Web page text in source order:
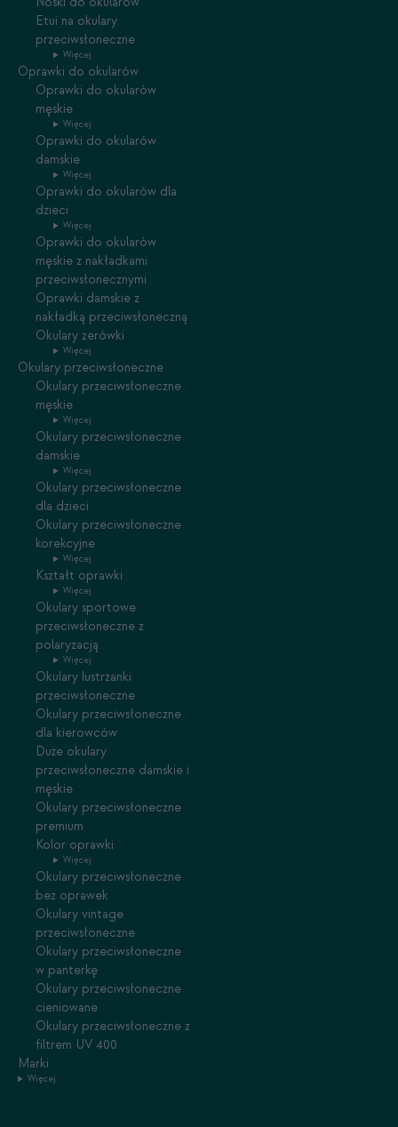
Etui na okulary
przeciwsłoneczne
Więcej
Oprawki do okularów
Oprawki do okularów
męskie
Więcej
Oprawki do okularów
damskie
Więcej
Oprawki do okularów dla
dzieci
Więcej
Oprawki do okularów
męskie z nakładkami
przeciwsłonecznymi
Oprawki damskie z
nakładką przeciwsłoneczną
Okulary zerówki
Więcej
Okulary przeciwsłoneczne
Okulary przeciwsłoneczne
męskie
Więcej
Okulary przeciwsłoneczne
damskie
Więcej
Okulary przeciwsłoneczne
dla dzieci
Okulary przeciwsłoneczne
korekcyjne
Więcej
Kształt oprawki
Więcej
Okulary sportowe
przeciwsłoneczne z
polaryzacją
Więcej
Okulary lustrzanki
przeciwsłoneczne
Okulary przeciwsłoneczne
dla kierowców
Duże okulary
przeciwsłoneczne damskie i
męskie
Okulary przeciwsłoneczne
premium
Kolor oprawki
Więcej
Okulary przeciwsłoneczne
bez oprawek
Okulary vintage
przeciwsłoneczne
Okulary przeciwsłoneczne
w panterkę
Okulary przeciwsłoneczne
cieniowane
Okulary przeciwsłoneczne z
filtrem UV 400
Marki
Więcej